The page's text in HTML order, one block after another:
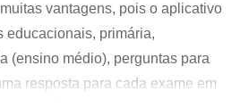
vantagens, pois o aplicativo
educacionais, primária,
(ensino médio), perguntas para
resposta para cada exame em